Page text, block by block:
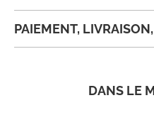
PAIEMENT,
DANS LE